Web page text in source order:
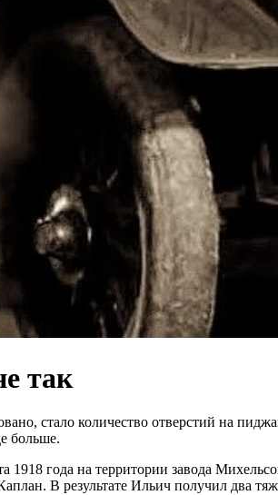
так
стало количество отверстий на
больше.
года на территории завода
В результате Ильич получил два